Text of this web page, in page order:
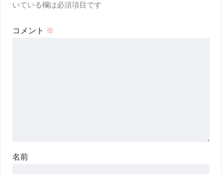
いている欄は必須項目です
コメント ※
名前